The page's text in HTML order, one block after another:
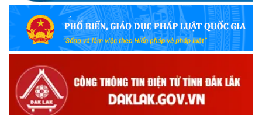
Bộ Quốc phòng công bố thủ tục hành chính đủ điều kiện
tái cấu trúc thực hiện toàn trình, một phần trên môi trường
điện tử
(09/10/2025)
Bộ Chính trị, Ban Bí thư kết luận về phân cấp, phân quyền
trong vận hành chính quyền địa phương 2 cấp